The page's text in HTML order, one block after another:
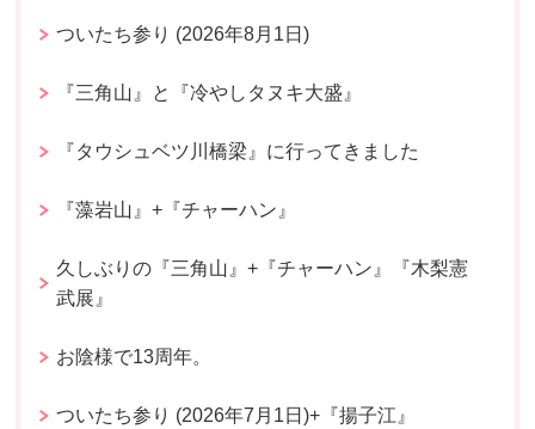
ついたち参り (2026年8月1日)
『三角山』と『冷やしタヌキ大盛』
『タウシュベツ川橋梁』に行ってきました
『藻岩山』+『チャーハン』
久しぶりの『三角山』+『チャーハン』『木梨憲
武展』
お陰様で13周年。
ついたち参り (2026年7月1日)+『揚子江』